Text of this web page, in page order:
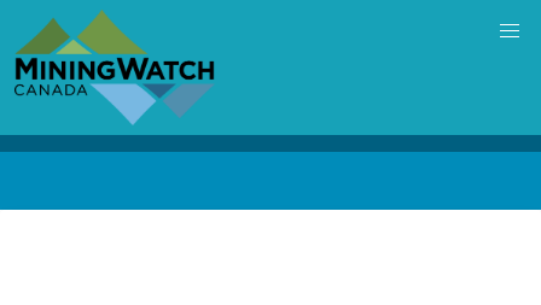
main
content